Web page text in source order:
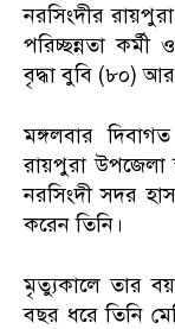
নরসিংদীর
পরিচ্ছন্নতা কর্মী
বৃদ্ধা বুবি (৮০)
মঙ্গলবার
রায়পুরা উপজেলা
নরসিংদী সদর
করেন তিনি।
মৃত্যুকালে তার
বছর ধরে তিনি